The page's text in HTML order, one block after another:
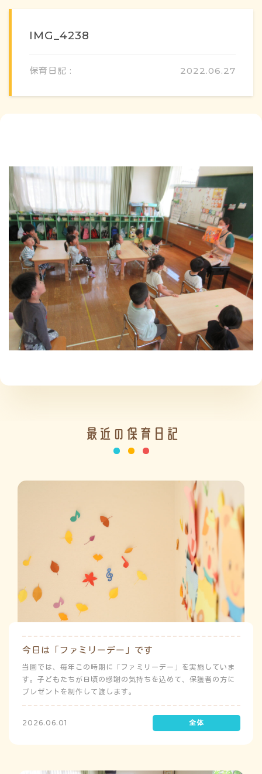
IMG_4238
保育日記 : 2022.06.27
最近の保育日記
今日は「ファミリーデー」です
当園では、毎年この時期に「ファミリーデー」を実施していま
す。子どもたちが日頃の感謝の気持ちを込めて、保護者の方に
プレゼントを制作して渡します。
2026.06.01
ゅう
1日のスケジュール
年間行事
施設の紹介
情報公開